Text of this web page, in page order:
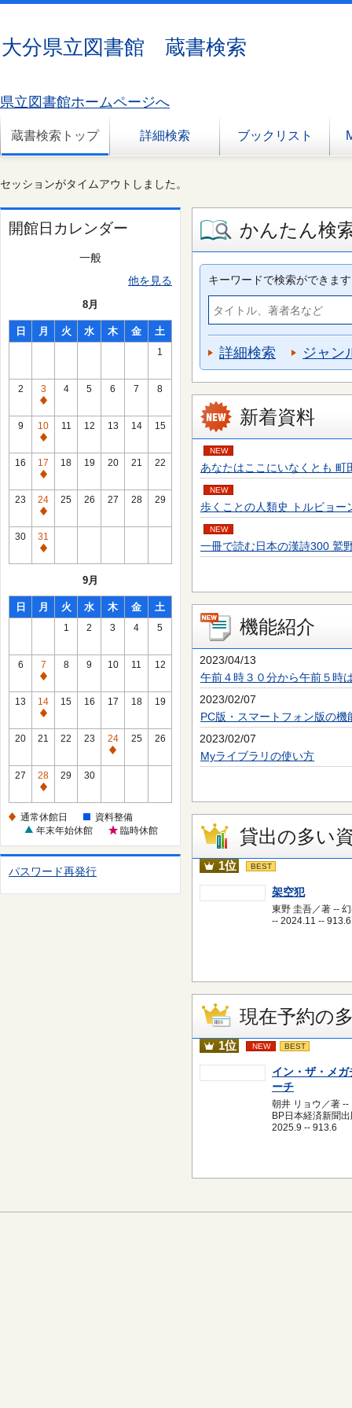
大分県立図書館 蔵書検索
県立図書館ホームページへ
蔵書検索トップ 詳細検索 ブックリスト
セッションがタイムアウトしました。
開館日カレンダー
一般
他を見る
8月
日 月 火 水 木 金 土
1
2
3
通
常
休
館
日
4 5 6 7 8
9
10
通
常
休
館
日
11 12 13 14 15
16
17
通
常
休
館
日
18 19 20 21 22
23
24
通
常
休
館
25 26 27 28 29
30
31
通
館
日
9月
日 月 火 水 木 金 土
1 2 3 4 5
6
7
通
常
休
館
8 9 10 11 12
13
14
通
常
館
日
15 16 17 18 19
20 21 22 23
24
通
館
日
25 26
27
28
通
休
日
29 30
通常休館日
資料整備
年末年始休館
臨時休館
パスワード再発行
かんたん検
キーワードで検索ができます
詳細検索 ジャン
新着資料
NEW
あなたはここにいなくとも
NEW
歩くことの人類史 トルビョ
NEW
一冊で読む日本の漢詩300 鷲
機能紹介
2023/04/13
午前４時３０分から午前５時
2023/02/07
PC版・スマートフォン版の機
2023/02/07
Myライブラリの使い方
貸出の多い
1位 BEST
架空犯
東野 圭吾／著 --
-- 2024.11 -- 913.6
現在予約の
1位 NEW BEST
イン・ザ・メガ
ーチ
朝井 リョウ／著 --
BP日本経済新聞
2025.9 -- 913.6